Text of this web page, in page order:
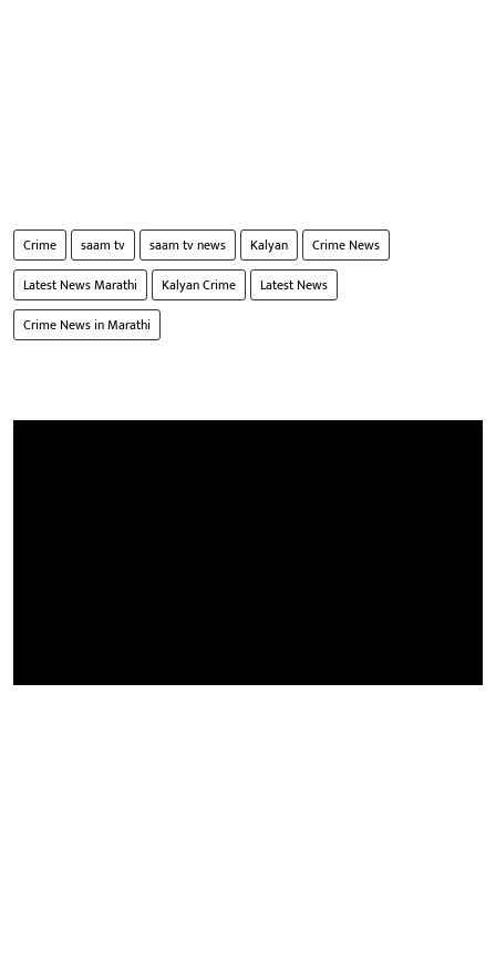
Crime saam tv saam tv news Kalyan
Crime News
Latest News Marathi
Kalyan Crime
Latest News
Crime News in Marathi